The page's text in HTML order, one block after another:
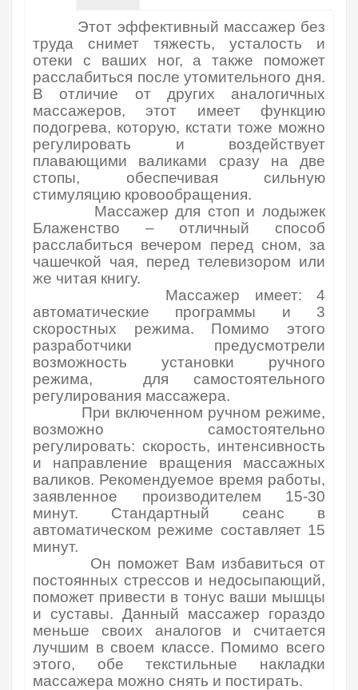
Этот эффективный массажер без
труда снимет тяжесть, усталость и
отеки с ваших ног, а также поможет
расслабиться после утомительного дня.
В отличие от других аналогичных
массажеров, этот имеет функцию
подогрева, которую, кстати тоже можно
регулировать и воздействует
плавающими валиками сразу на две
стопы, обеспечивая сильную
стимуляцию кровообращения.
Массажер для стоп и лодыжек
Блаженство – отличный способ
расслабиться вечером перед сном, за
чашечкой чая, перед телевизором или
же читая книгу.
Массажер имеет: 4
автоматические программы и 3
скоростных режима. Помимо этого
разработчики предусмотрели
возможность установки ручного
режима, для самостоятельного
регулирования массажера.
При включенном ручном режиме,
возможно самостоятельно
регулировать: скорость, интенсивность
и направление вращения массажных
валиков. Рекомендуемое время работы,
заявленное производителем 15-30
минут. Стандартный сеанс в
автоматическом режиме составляет 15
минут.
Он поможет Вам избавиться от
постоянных стрессов и недосыпающий,
поможет привести в тонус ваши мышцы
и суставы. Данный массажер гораздо
меньше своих аналогов и считается
лучшим в своем классе. Помимо всего
этого, обе текстильные накладки
массажера можно снять и постирать.